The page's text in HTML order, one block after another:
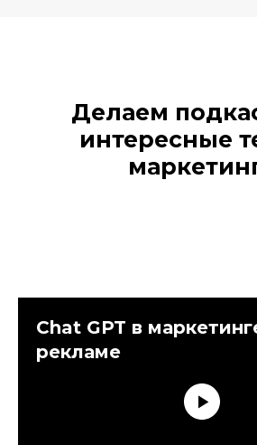
Делаем
интересные
Chat GPT в
рекламе